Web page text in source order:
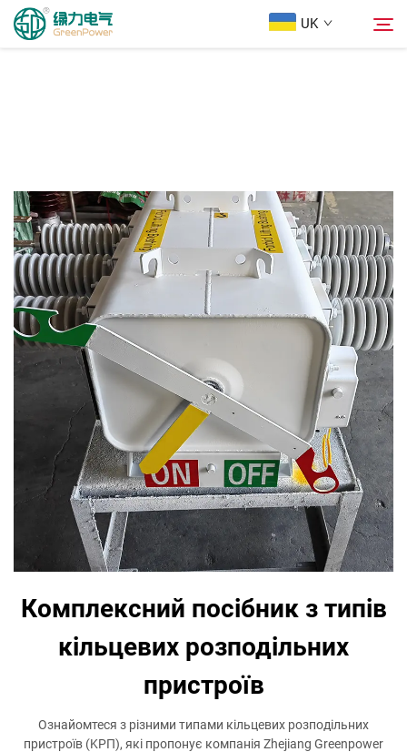
UK
Про компанію
Розв'язки
Завантажити
Зв'яжіться з нами
Комплексний посібник з типів
кільцевих розподільних
пристроїв
Ознайомтеся з різними типами кільцевих розподільних
пристроїв (KРП), які пропонує компанія Zhejiang Greenpower